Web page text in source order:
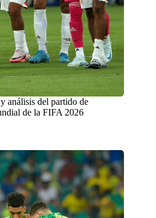
análisis del partido de
de la FIFA 2026